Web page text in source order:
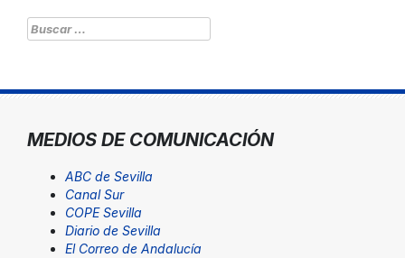
Buscar:
MEDIOS DE COMUNICACIÓN
ABC de Sevilla
Canal Sur
COPE Sevilla
Diario de Sevilla
El Correo de Andalucía